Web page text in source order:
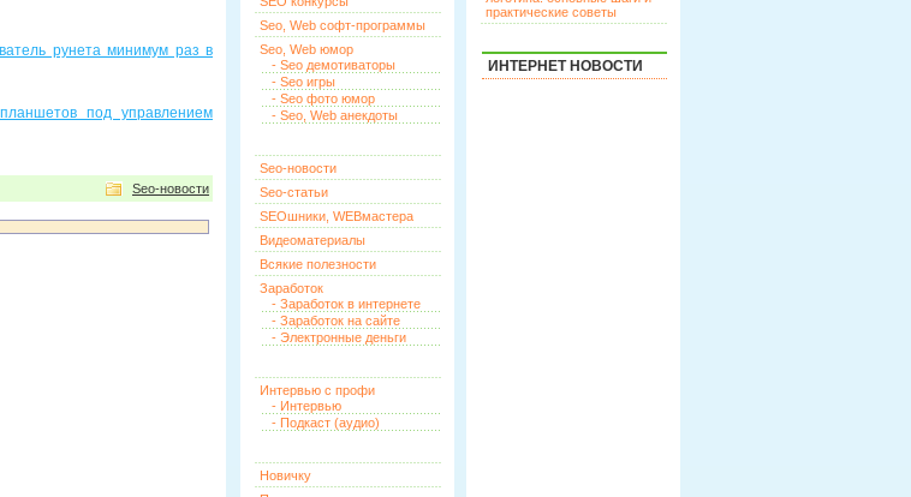
рунета минимум раз в
под управлением
Seo-новости
Seo, Web софт-программы
Seo, Web юмор
- Seo демотиваторы
- Seo игры
- Seo фото юмор
- Seo, Web анекдоты
Seo-новости
Seo-статьи
SEOшники, WEBмастера
Видеоматериалы
Всякие полезности
Заработок
- Заработок в интернете
- Заработок на сайте
- Электронные деньги
Интервью с профи
- Интервью
- Подкаст (аудио)
Новичку
практические советы
ИНТЕРНЕТ НОВОСТИ